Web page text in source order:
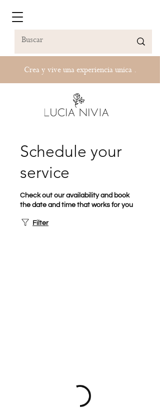
Crea y vive una experiencia unica .
Schedule your
service
Check out our availability and book
the date and time that works for you
Filter